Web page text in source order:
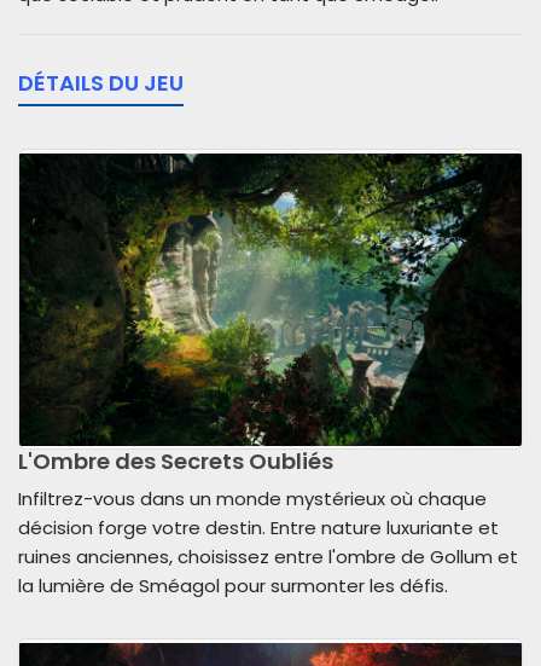
DÉTAILS DU JEU
L'Ombre des Secrets Oubliés
Infiltrez-vous dans un monde mystérieux où chaque
décision forge votre destin. Entre nature luxuriante et
ruines anciennes, choisissez entre l'ombre de Gollum et
la lumière de Sméagol pour surmonter les défis.